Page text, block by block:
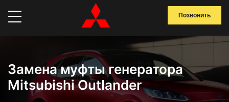
Позвонить
Замена муфты генератора
Mitsubishi Outlander